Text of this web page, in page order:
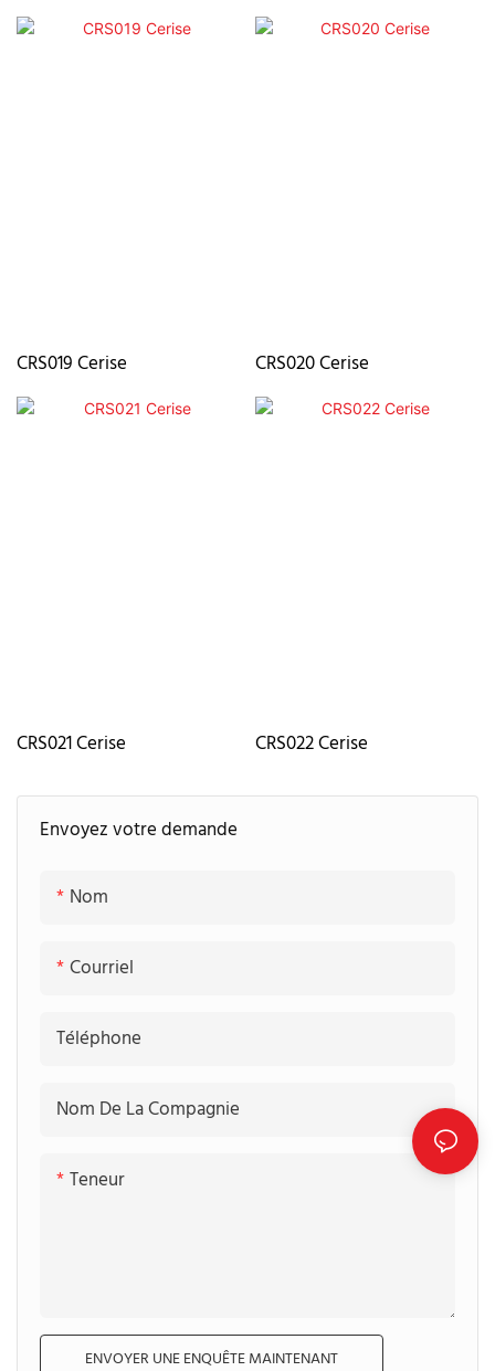
Envoyez votre demande
Nom
Courriel
Téléphone
Nom De La Compagnie
Teneur
ENVOYER UNE ENQUÊTE MAINTENANT
CRS019 Cerise CRS020 Cerise
CRS021 Cerise CRS022 Cerise